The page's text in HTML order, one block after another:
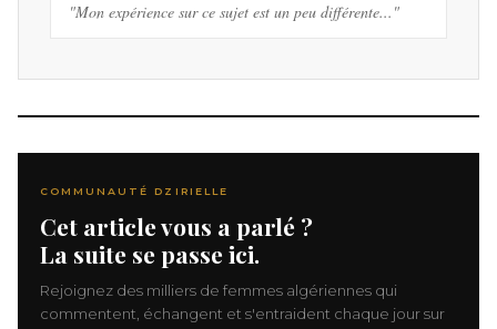
"Mon expérience sur ce sujet est un peu différente..."
COMMUNAUTÉ DZIRIELLE
Cet article vous a parlé ?
La suite se passe ici.
Rejoignez des milliers de femmes algériennes qui
commentent, échangent et s'entraident chaque jour sur